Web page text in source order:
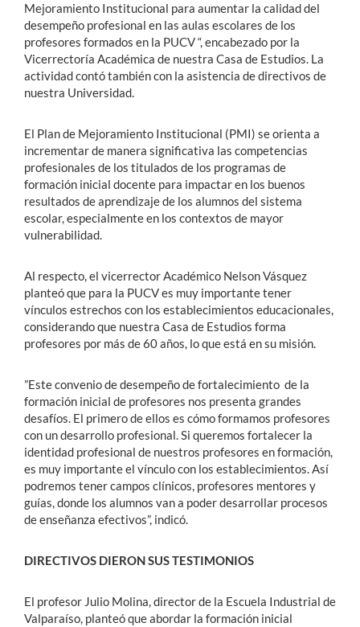
Mejoramiento Institucional para aumentar la calidad del
desempeño profesional en las aulas escolares de los
profesores formados en la PUCV “, encabezado por la
Vicerrectoría Académica de nuestra Casa de Estudios. La
actividad contó también con la asistencia de directivos de
nuestra Universidad.
El Plan de Mejoramiento Institucional (PMI) se orienta a
incrementar de manera significativa las competencias
profesionales de los titulados de los programas de
formación inicial docente para impactar en los buenos
resultados de aprendizaje de los alumnos del sistema
escolar, especialmente en los contextos de mayor
vulnerabilidad.
Al respecto, el vicerrector Académico Nelson Vásquez
planteó que para la PUCV es muy importante tener
vínculos estrechos con los establecimientos educacionales,
considerando que nuestra Casa de Estudios forma
profesores por más de 60 años, lo que está en su misión.
”Este convenio de desempeño de fortalecimiento de la
formación inicial de profesores nos presenta grandes
desafíos. El primero de ellos es cómo formamos profesores
con un desarrollo profesional. Si queremos fortalecer la
identidad profesional de nuestros profesores en formación,
es muy importante el vínculo con los establecimientos. Así
podremos tener campos clínicos, profesores mentores y
guías, donde los alumnos van a poder desarrollar procesos
de enseñanza efectivos”, indicó.
DIRECTIVOS DIERON SUS TESTIMONIOS
El profesor Julio Molina, director de la Escuela Industrial de
Valparaíso, planteó que abordar la formación inicial